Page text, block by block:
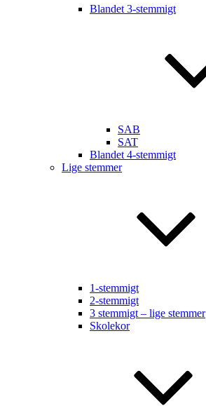
Blandet 3-stemmigt
SAB
SAT
Blandet 4-stemmigt
Lige stemmer
1-stemmigt
2-stemmigt
3 stemmigt – lige stemmer
Skolekor